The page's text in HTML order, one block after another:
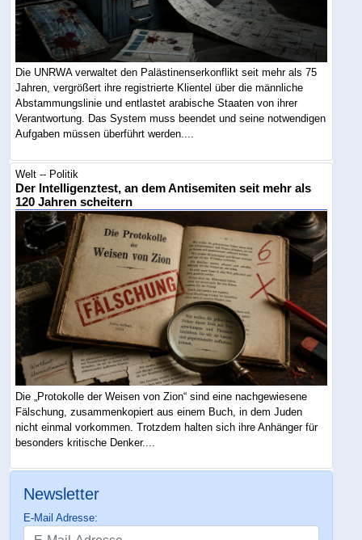
Die UNRWA verwaltet den Palästinenserkonflikt seit mehr als 75
Jahren, vergrößert ihre registrierte Klientel über die männliche
Abstammungslinie und entlastet arabische Staaten von ihrer
Verantwortung. Das System muss beendet und seine notwendigen
Aufgaben müssen überführt werden....
Welt -- Politik
Der Intelligenztest, an dem Antisemiten seit mehr als
120 Jahren scheitern
Die „Protokolle der Weisen von Zion“ sind eine nachgewiesene
Fälschung, zusammenkopiert aus einem Buch, in dem Juden
nicht einmal vorkommen. Trotzdem halten sich ihre Anhänger für
besonders kritische Denker....
Newsletter
E-Mail Adresse: